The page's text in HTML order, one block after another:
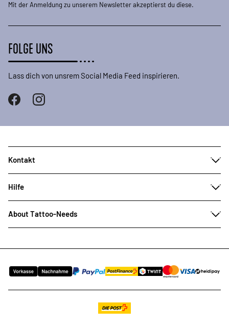
Mit der Anmeldung zu unserem Newsletter akzeptierst du diese.
FOLGE UNS
Lass dich von unsrem Social Media Feed inspirieren.
Kontakt
Hilfe
About Tattoo-Needs